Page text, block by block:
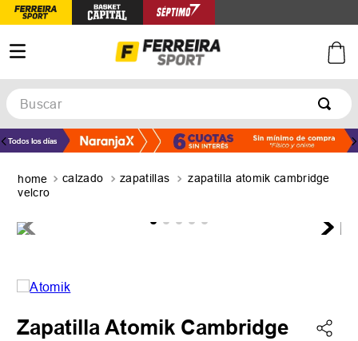
Buscar
calzado zapatillas
zapatilla atomik cambridge
velcro
Zapatilla Atomik Cambridge
TÉRMINOS MÁS BUSCADOS
2.
zapatillas